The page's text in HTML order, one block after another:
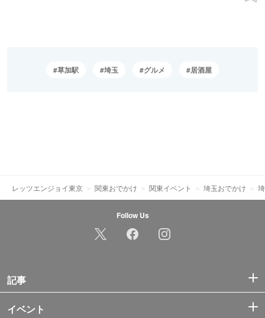
草加駅 埼玉 グルメ 居酒屋
レッツエンジョイ東京 関東おでかけ 関東イベント 埼玉おでかけ
Follow Us
記事
イベント